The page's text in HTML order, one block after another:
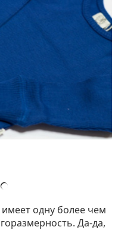
одну более чем
Да-да,